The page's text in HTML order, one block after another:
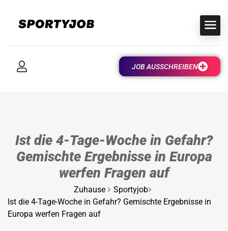
JOB AUSSCHREIBEN
Ist die 4-Tage-Woche in Gefahr?
Gemischte Ergebnisse in Europa
werfen Fragen auf
Zuhause
Sportyjob
Ist die 4-Tage-Woche in Gefahr? Gemischte Ergebnisse in
Europa werfen Fragen auf